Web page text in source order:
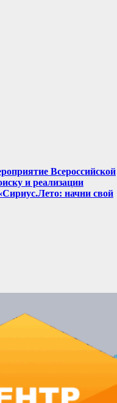
Всероссийской
и реализации
начни свой